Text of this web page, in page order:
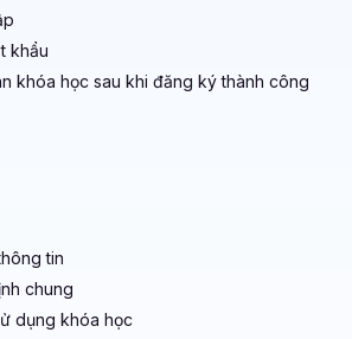
khẩu
khóa học sau khi đăng ký thành công
tin
chung
dụng khóa học